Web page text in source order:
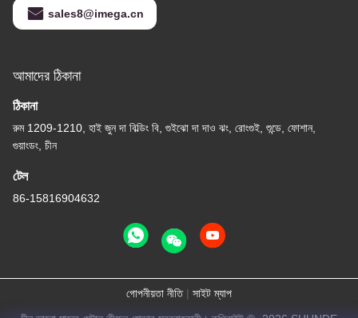
sales8@imega.cn
আমাদের ঠিকানা
ঠিকানা
রুম 1209-1210, হাই জুন দা বিল্ডিং বি, গুইঝো দা দাও ঝং, রোংগুই, শুন্ডে, ফোশান,
গুয়াংডং, চীন
টেল
86-15816904632
গোপনীয়তা নীতি| সাইট ম্যাপ